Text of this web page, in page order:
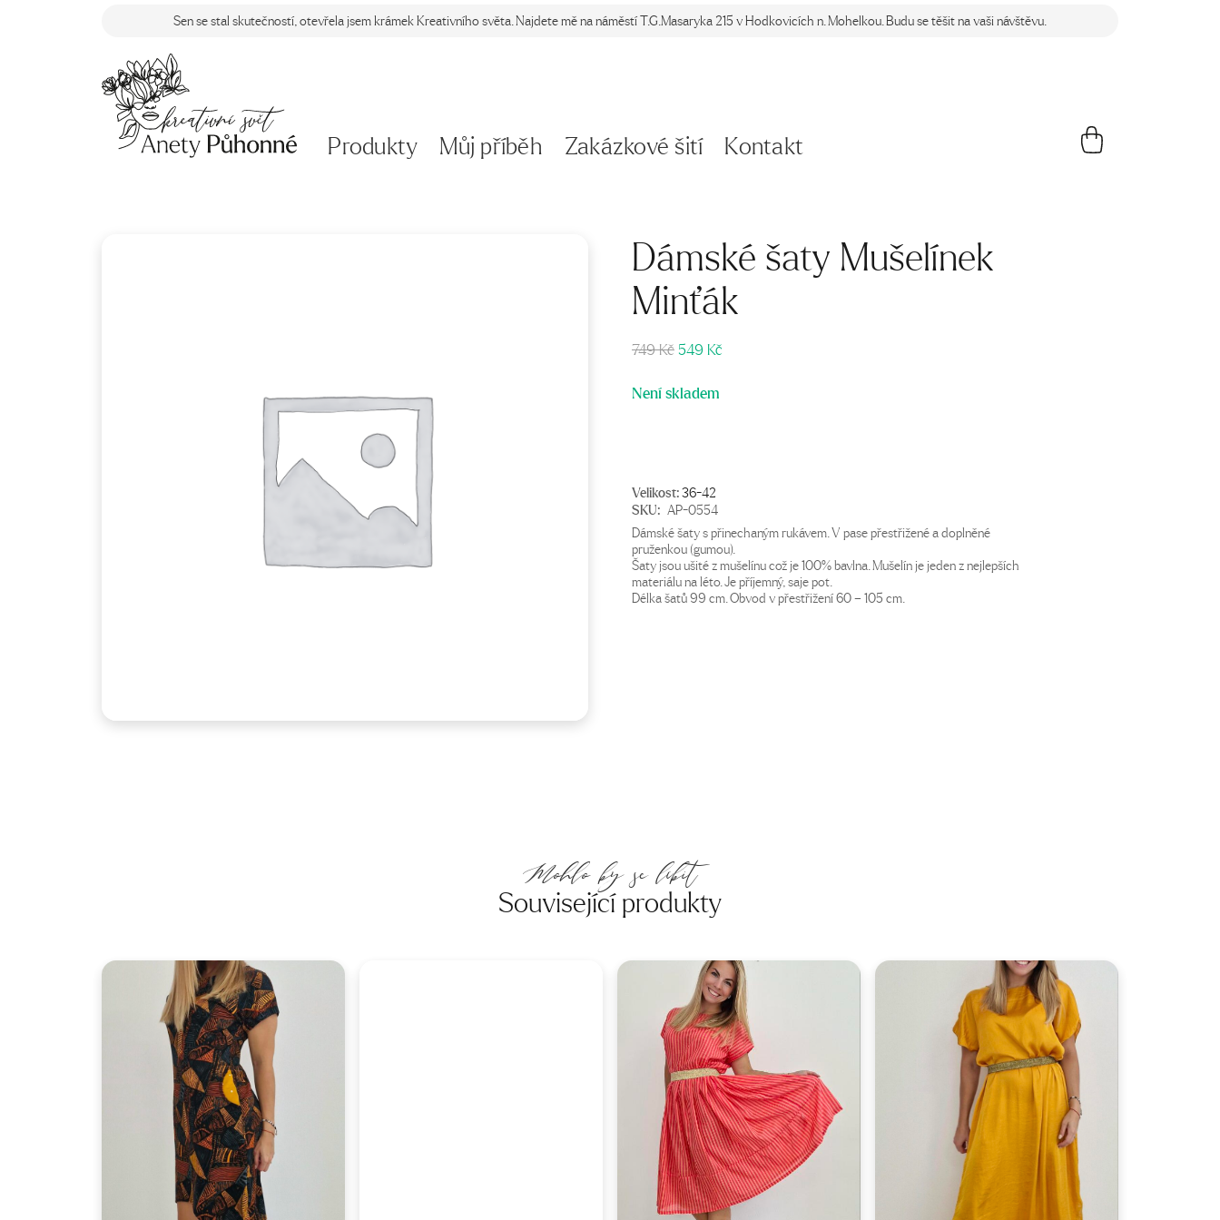
Sen se stal skutečností, otevřela jsem krámek Kreativního světa. Najdete mě na náměstí T.G.Masaryka 215 v Hodkovicích n. Mohelkou. Budu se těšit na vaši návštěvu.
Produkty Můj příběh Zakázkové šití Kontakt
Dámské šaty Mušelínek
Minťák
749Kč Původní
byla:
549 Kč
Není skladem
Velikost:36-42
SKU: AP-0554
Dámské šaty s přinechaným rukávem. V pase přestřižené a doplněné
pruženkou (gumou).
Šaty jsou ušité z mušelínu což je 100% bavlna. Mušelín je jeden z nejlepších
materiálu na léto. Je příjemný, saje pot.
Délka šatů 99 cm. Obvod v přestřižení 60 – 105 cm.
Mohlo by se líbit
Související produkty